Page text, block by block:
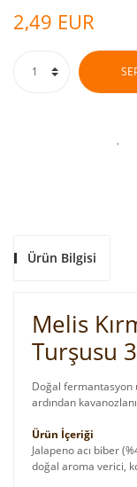
2,49 EUR
Ürün Bilgisi
Melis
Turşusu
Doğal fermantasyon
ardından
Ürün İçeriği
Jalapeno acı biber
doğal aroma verici,